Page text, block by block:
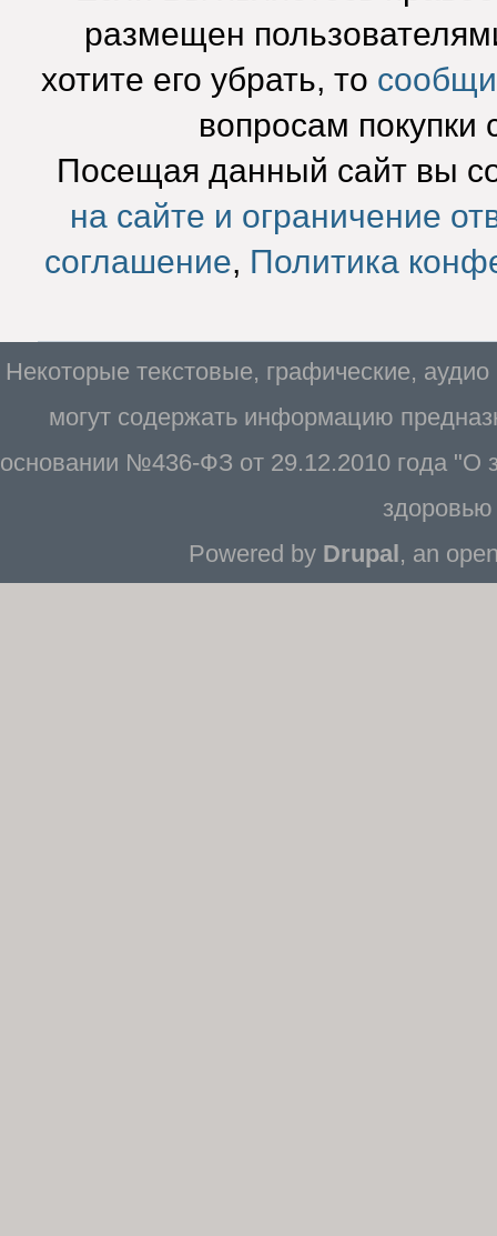
размещен
хотите его убрать, то
вопросам покупки
Посещая данный сайт вы
на сайте и ограничение
соглашение, Политика
Некоторые текстовые, графические,
могут содержать информацию
основании №436-ФЗ от 29.12.2010 года "О
Powered by Drupal, an